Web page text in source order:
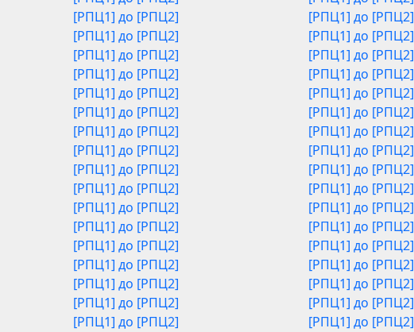
[РПЦ1] до [РПЦ2]
[РПЦ1] до [РПЦ2]
[РПЦ1] до [РПЦ2]
[РПЦ1] до [РПЦ2]
[РПЦ1] до [РПЦ2]
[РПЦ1] до [РПЦ2]
[РПЦ1] до [РПЦ2]
[РПЦ1] до [РПЦ2]
[РПЦ1] до [РПЦ2]
[РПЦ1] до [РПЦ2]
[РПЦ1] до [РПЦ2]
[РПЦ1] до [РПЦ2]
[РПЦ1] до [РПЦ2]
[РПЦ1] до [РПЦ2]
[РПЦ1] до [РПЦ2]
[РПЦ1] до [РПЦ2]
[РПЦ1] до [РПЦ2]
[РПЦ1] до [РПЦ2]
[РПЦ1] до [РПЦ2]
[РПЦ1] до [РПЦ2]
[РПЦ1] до [РПЦ2]
[РПЦ1] до [РПЦ2]
[РПЦ1] до [РПЦ2]
[РПЦ1] до [РПЦ2]
[РПЦ1] до [РПЦ2]
[РПЦ1] до [РПЦ2]
[РПЦ1] до [РПЦ2]
[РПЦ1] до [РПЦ2]
[РПЦ1] до [РПЦ2]
[РПЦ1] до [РПЦ2]
[РПЦ1] до [РПЦ2]
[РПЦ1] до [РПЦ2]
[РПЦ1] до [РПЦ2]
[РПЦ1] до [РПЦ2]